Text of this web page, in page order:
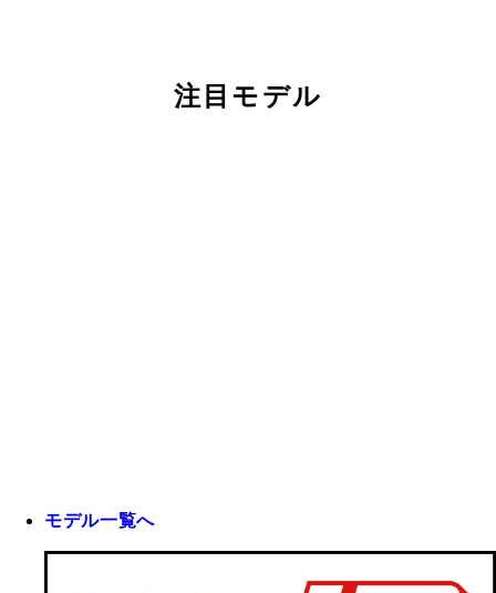
注目モデル
モデル一覧へ